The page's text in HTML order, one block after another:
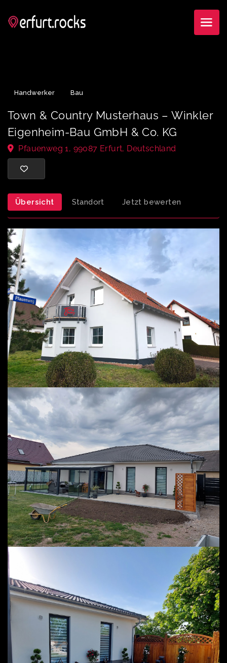
Town & Country Musterhaus –
Eigenheim-Bau GmbH & Co. KG
Pfauenweg 1, 99087 Erfurt, Deutschland
Übersicht Standort Jetzt bewerten